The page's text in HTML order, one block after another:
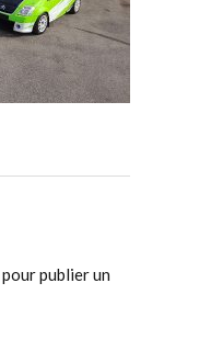
pour publier un